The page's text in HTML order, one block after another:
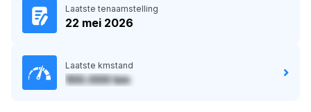
Laatste tenaamstelling
22 mei 2026
Laatste kmstand
100.000 km